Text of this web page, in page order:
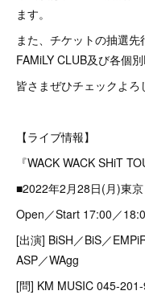
ます。
また、チケットの抽選
FAMiLY CLUB及び各個
皆さまぜひチェックよ
【ライブ情報】
『WACK WACK SHiT
■2022年2月28日(月)東
Open／Start 17:00／
[出演] BiSH／BiS／
ASP／WAgg
[問] KM MUSIC 045-